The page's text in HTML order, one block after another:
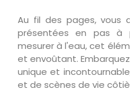
Au fil des pages, vous
présentées en pas à
mesurer à l'eau, cet
et envoûtant.
unique et
et de scènes de vie